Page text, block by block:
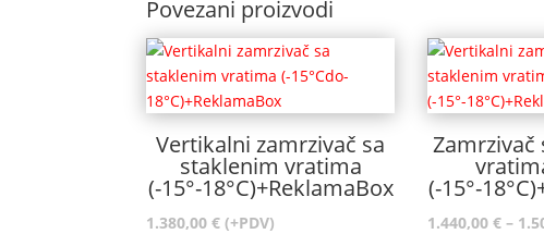
Povezani proizvodi
Vertikalni zamrzivač sa
staklenim vratima
(-15°-18°C)+ReklamaBox
1.380,00€ (+PDV)
Zamrzivač
(-15°-
1.440,00 € –